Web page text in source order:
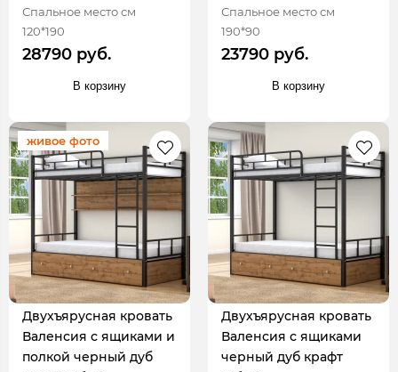
Спальное место см
120*190
28790 руб.
В корзину
Спальное место см
190*90
23790 руб.
В корзину
живое фото
Двухъярусная кровать
Валенсия с ящиками и
полкой черный дуб
Двухъярусная кровать
Валенсия с ящиками
черный дуб крафт